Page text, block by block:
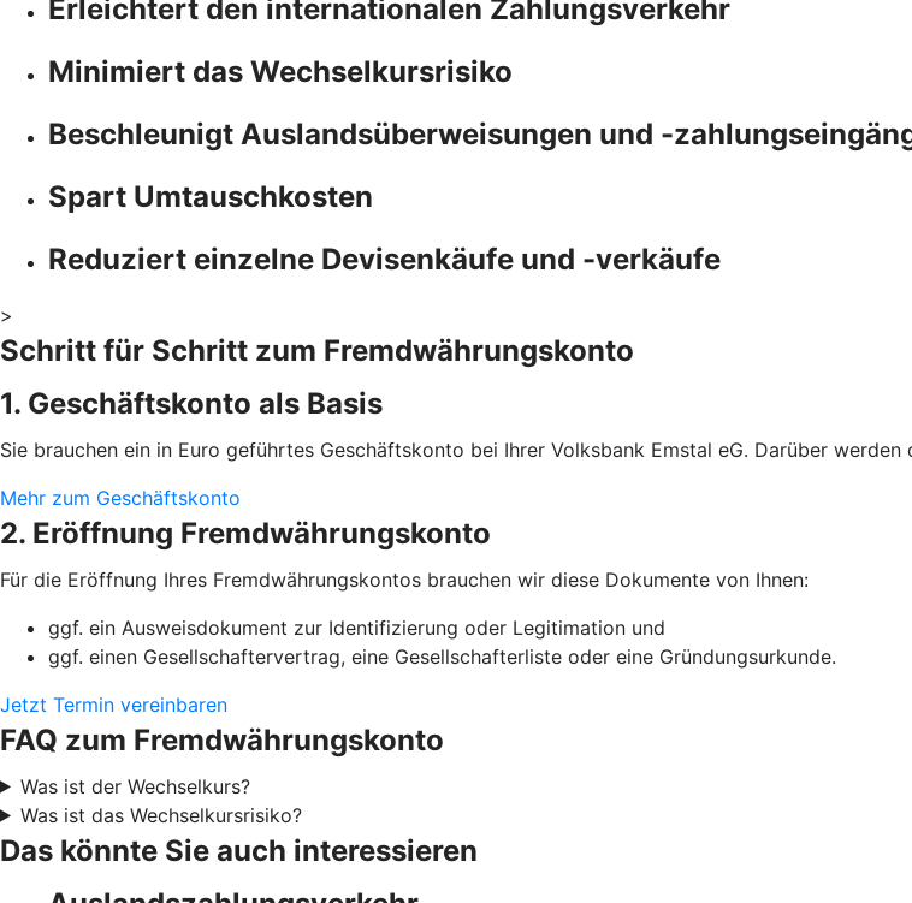
Erleichtert den internationalen Zahlungsverkehr
Minimiert das Wechselkursrisiko
Beschleunigt Auslandsüberweisungen und -
Spart Umtauschkosten
Reduziert einzelne Devisenkäufe und -verkäufe
>
Schritt für Schritt zum Fremdwährungskonto
1. Geschäftskonto als Basis
Sie brauchen ein in Euro geführtes Geschäftskonto bei Ihrer Volksbank Emstal eG. Darüber
Mehr zum Geschäftskonto
2. Eröffnung Fremdwährungskonto
Für die Eröffnung Ihres Fremdwährungskontos brauchen wir diese Dokumente von Ihnen:
ggf. ein Ausweisdokument zur Identifizierung oder Legitimation und
ggf. einen Gesellschaftervertrag, eine Gesellschafterliste oder eine Gründungsurkunde.
Jetzt Termin vereinbaren
FAQ zum Fremdwährungskonto
Was ist der Wechselkurs?
Was ist das Wechselkursrisiko?
Das könnte Sie auch interessieren